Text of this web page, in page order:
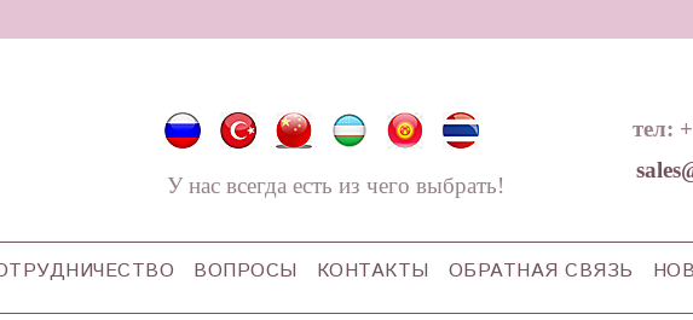
У нас всегда есть из чего выбрать!
тел:
ВОПРОСЫ КОНТАКТЫ ОБРАТНАЯ СВЯЗЬ